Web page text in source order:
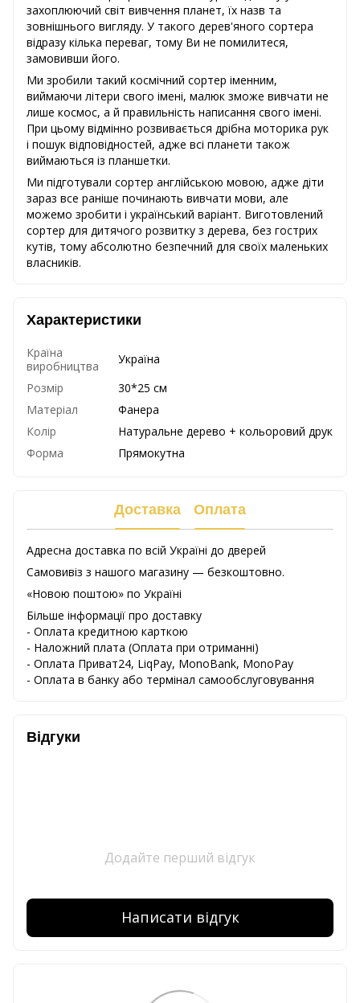
захоплюючий світ вивчення планет, їх назв та
зовнішнього вигляду. У такого дерев'яного сортера
відразу кілька переваг, тому Ви не помилитеся,
замовивши його.
Ми зробили такий космічний сортер іменним,
виймаючи літери свого імені, малюк зможе вивчати не
лише космос, а й правильність написання свого імені.
При цьому відмінно розвивається дрібна моторика рук
і пошук відповідностей, адже всі планети також
виймаються із планшетки.
Ми підготували сортер англійською мовою, адже діти
зараз все раніше починають вивчати мови, але
можемо зробити і український варіант. Виготовлений
сортер для дитячого розвитку з дерева, без гострих
кутів, тому абсолютно безпечний для своїх маленьких
власників.
Характеристики
Країна
виробництва
Україна
Розмір
30*25 см
Матеріал
Фанера
Колір
Натуральне дерево + кольоровий друк
Форма
Прямокутна
Доставка Оплата
Адресна доставка по всій Україні до дверей
Самовивіз з нашого магазину — безкоштовно.
«Новою поштою» по Україні
Більше інформації про доставку
- Оплата кредитною карткою
- Наложний плата (Оплата при отриманні)
- Оплата Приват24, LiqPay, MonoBank, MonoPay
- Оплата в банку або термінал самообслуговування
Відгуки
Додайте перший відгук
Написати відгук